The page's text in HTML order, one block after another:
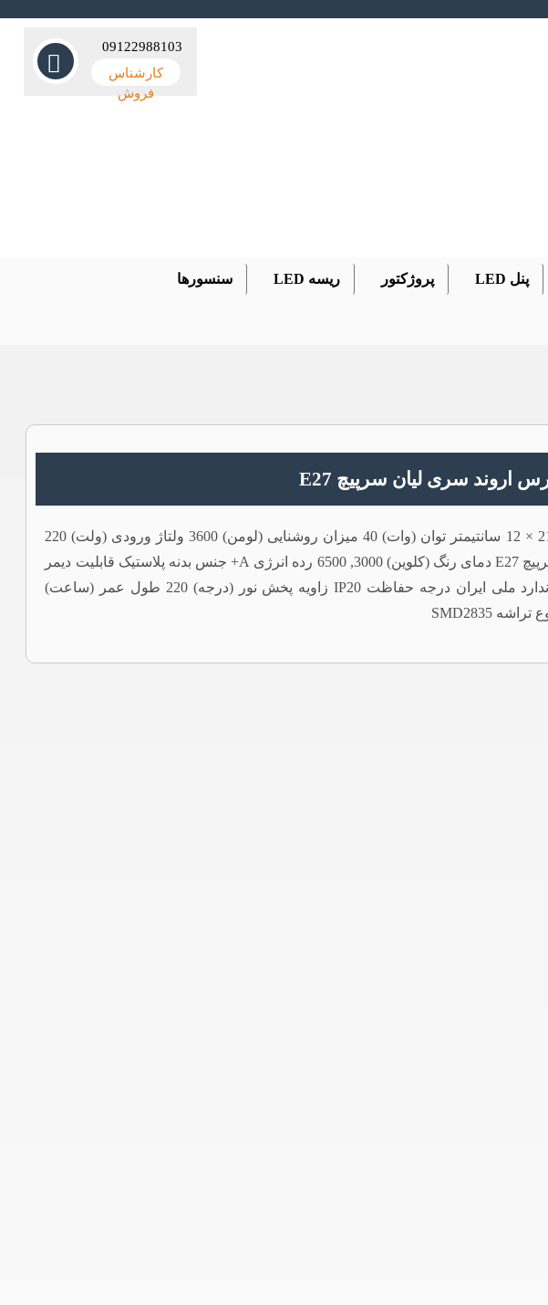
09122988103
کارشناس
فروش
پنل LED پروژکتور ریسه LED سنسورها
ویژگی های فنی وزن 0.2 کیلوگرم ابعاد 21 × 12 سانتیمتر توان (وات) 40 میزان روشنایی (لومن) 3600 ولتاژ ورودی (ولت) 220
الی 230 فرکانس (هرتز) 50 الی 60 نوع سرپیچ E27 دمای رنگ (کلوین) 3000, 6500 رده انرژی A+ جنس بدنه پلاستیک قابلیت دیمر
ندارد گارانتی پارس اروند استاندارد استاندارد ملی ایران درجه حفاظت IP20 زاویه پخش نور (درجه) 220 طول عمر (ساعت)